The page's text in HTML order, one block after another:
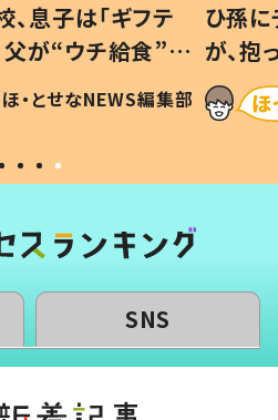
息子は「ギフテ
が“ウチ給食”を
由とは #令和の親
ほ・とせなNEWS編集部
ひ孫
が、
「涙が
い」
SNS